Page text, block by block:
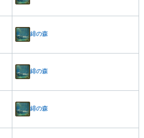
緋の森
緋の森
緋の森